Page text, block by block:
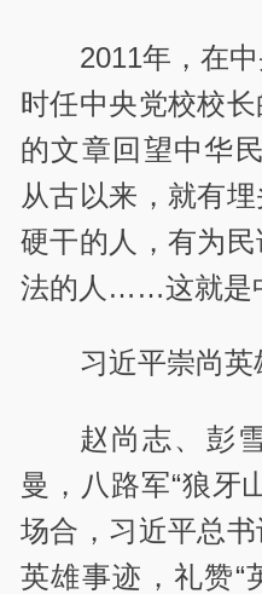
2011年，在
时任中央党校校
的文章回望中华
从古以来，就有
硬干的人，有为
法的人……这就是
习近平崇尚英
赵尚志、彭
曼，八路军“狼
场合，习近平总
英雄事迹，礼赞“